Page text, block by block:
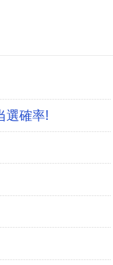
選確率!